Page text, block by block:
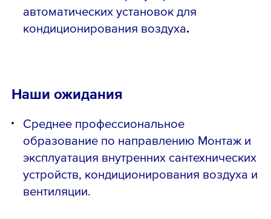
автоматических установок для
кондиционирования воздуха.
Наши ожидания
Среднее профессиональное
образование по направлению Монтаж и
эксплуатация внутренних сантехнических
устройств, кондиционирования воздуха и
вентиляции.